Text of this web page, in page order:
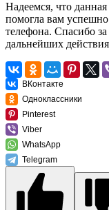
Надеемся, что
помогла вам
телефона. Спасибо
дальнейших
ВКонтакте
Одноклассники
Pinterest
Viber
WhatsApp
Telegram